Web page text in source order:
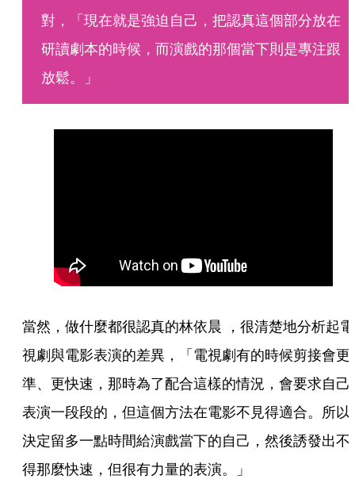
對，「現在就是強迫自己，把認真這個部分放在
研讀劇本的時候，而演戲的那個當下則是專注跟
放鬆。」
當然，做什麼都很認真的林依晨 ，很清楚地分析起電
視劇與電影表演的差異，「電視劇有的時候剪接會更
準、更快速，那時為了配合這樣的情況，會要求自己
表演一段段的，但這個方法在電影不見得適合。所以
決定留多一點時間給演戲當下的自己，然後誘發出不
得那麼快速，但很有力量的表演。」